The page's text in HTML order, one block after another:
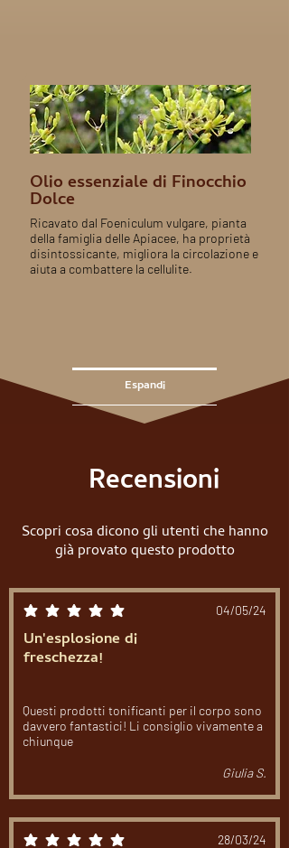
Olio essenziale di Finocchio
Dolce
Ricavato dal Foeniculum vulgare, pianta
della famiglia delle Apiacee, ha proprietà
disintossicante, migliora la circolazione e
aiuta a combattere la cellulite.
Espandi
Recensioni
Scopri cosa dicono gli utenti che hanno
già provato questo prodotto
la valutazione media è 5 su 5 04/05/24
Un'esplosione di
freschezza!
Questi prodotti tonificanti per il corpo sono
davvero fantastici! Li consiglio vivamente a
chiunque
Giulia S.
la valutazione media è 5 su 5 28/03/24